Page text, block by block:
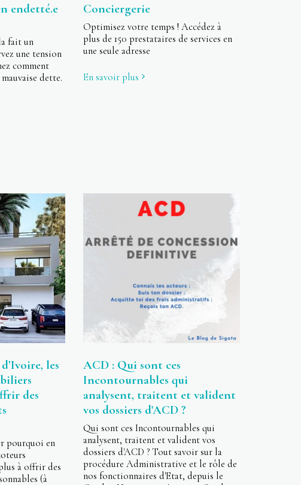
endetté.e
fait un
une tension
comment
dette.
Conciergerie
Optimisez votre temps ! Accédez à
plus de 150 prestataires de services en
une seule adresse
En savoir plus
les
des
pourquoi en
à offrir des
(à
ACD : Qui sont ces
Incontournables qui
analysent, traitent et valident
vos dossiers d'ACD ?
Qui sont ces Incontournables qui
analysent, traitent et valident vos
dossiers d'ACD ? Tout savoir sur la
procédure Administrative et le rôle de
nos fonctionnaires d'Etat, depuis le